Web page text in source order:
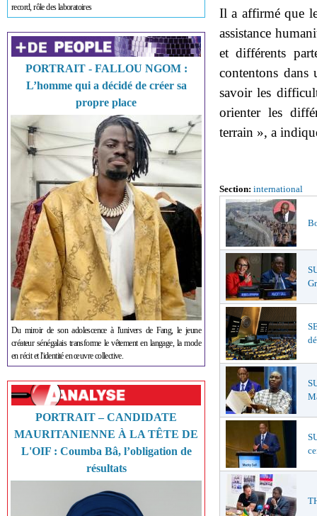
record, rôle des laboratoires
PORTRAIT - FALLOU NGOM :
L’homme qui a décidé de créer sa
propre place
Du miroir de son adolescence à l'univers de Fang, le jeune
créateur sénégalais transforme le vêtement en langage, la mode
en récit et l'identité en œuvre collective.
PORTRAIT – CANDIDATE
MAURITANIENNE À LA TÊTE DE
L'OIF : Coumba Bâ, l’obligation de
résultats
Il a affirmé que
assistance
et différents
contentons dans
savoir les
orienter les
terrain », a
Section: international